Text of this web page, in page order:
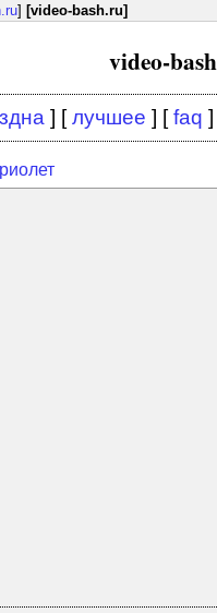
] [video-bash.ru]
video-
] [лучшее ] [faq ]